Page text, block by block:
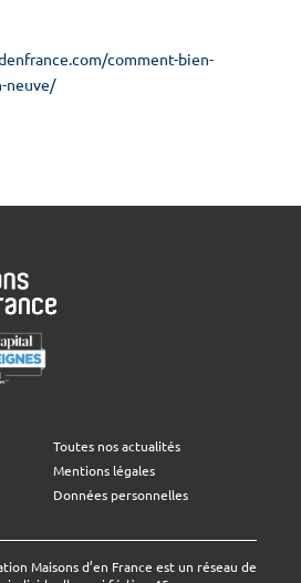
comment-bien-
neuve/
Toutes nos actualités
Mentions légales
Données personnelles
Maisons d’en France est un réseau de